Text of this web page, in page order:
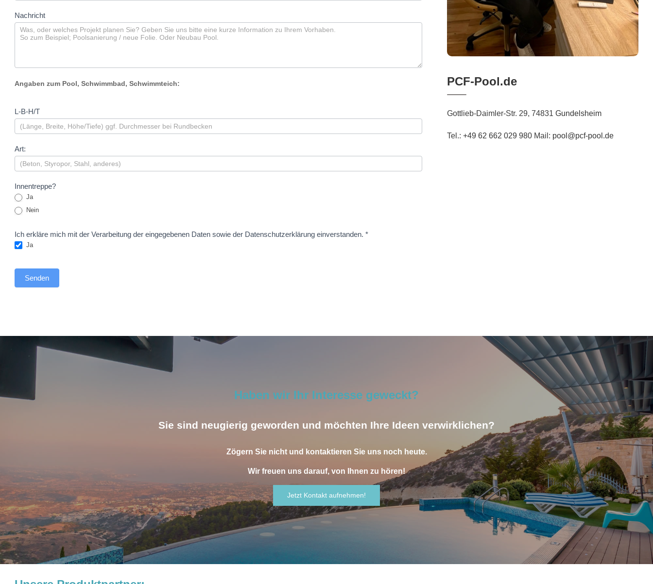
Nachricht
Angaben zum Pool, Schwimmbad, Schwimmteich:
L-B-H/T
Art:
Innentreppe?
Ja
Nein
Ich erkläre mich mit der Verarbeitung der eingegebenen Daten sowie der Datenschutzerklärung einverstanden. *
Ja
Senden
PCF-Pool.de
Gottlieb-Daimler-Str. 29, 74831Gundelsheim
Tel.:+49 62 662 029 980 Mail: pool@pcf-pool.de
Haben wir Ihr Interesse geweckt?
Sie sind neugierig geworden und möchten Ihre Ideen verwirklichen?
Zögern Sie nicht und kontaktieren Sie uns noch heute.
Wir freuen uns darauf, von Ihnen zu hören!
Jetzt Kontakt aufnehmen!